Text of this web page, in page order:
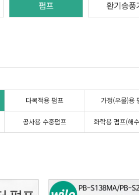
펌프 환기송풍
다목적용 펌프 가정(우물)용
공사용 수중펌프 화학용 펌프(해